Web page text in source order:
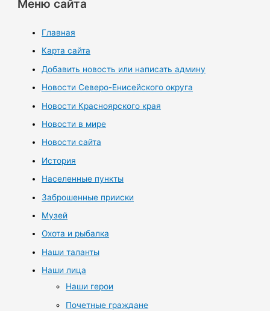
Меню сайта
Главная
Карта сайта
Добавить новость или написать админу
Новости Северо-Енисейского округа
Новости Красноярского края
Новости в мире
Новости сайта
История
Населенные пункты
Заброшенные прииски
Музей
Охота и рыбалка
Наши таланты
Наши лица
Наши герои
Почетные граждане